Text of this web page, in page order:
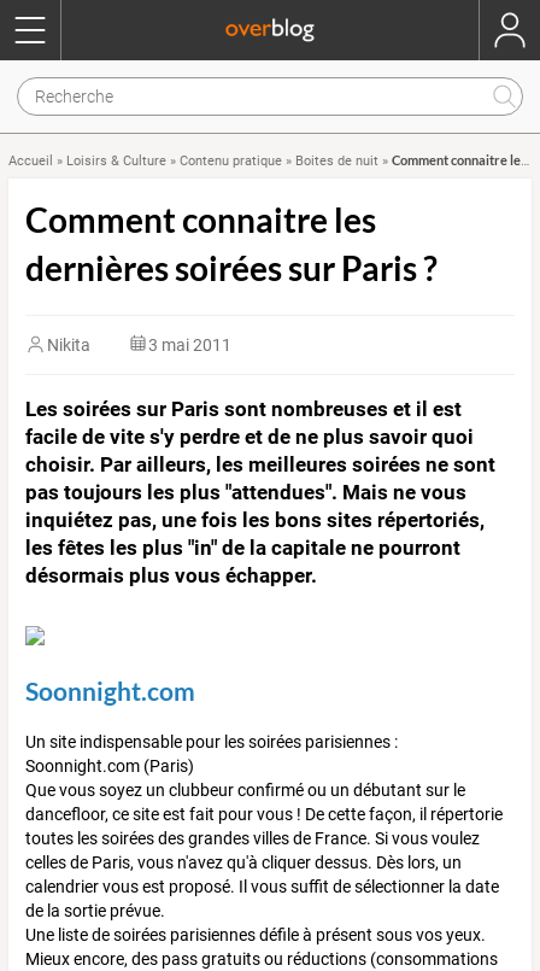
Accueil » Loisirs & Culture » Contenu pratique » Boites de nuit » Comment connaitre les dernières soirées sur Paris ?
Comment connaitre les
dernières soirées sur Paris ?
Nikita 3 mai 2011
Les soirées sur Paris sont nombreuses et il est
facile de vite s'y perdre et de ne plus savoir quoi
choisir. Par ailleurs, les meilleures soirées ne sont
pas toujours les plus "attendues". Mais ne vous
inquiétez pas, une fois les bons sites répertoriés,
les fêtes les plus "in" de la capitale ne pourront
désormais plus vous échapper.
Soonnight.com
Un site indispensable pour les soirées parisiennes :
Soonnight.com (Paris)
Que vous soyez un clubbeur confirmé ou un débutant sur le
dancefloor, ce site est fait pour vous ! De cette façon, il répertorie
toutes les soirées des grandes villes de France. Si vous voulez
celles de Paris, vous n'avez qu'à cliquer dessus. Dès lors, un
calendrier vous est proposé. Il vous suffit de sélectionner la date
de la sortie prévue.
Une liste de soirées parisiennes défile à présent sous vos yeux.
Mieux encore, des pass gratuits ou réductions (consommations